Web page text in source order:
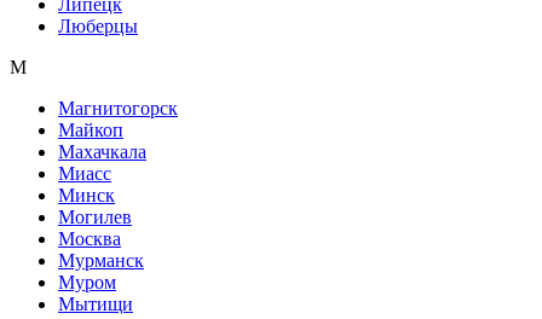
Люберцы
М
Магнитогорск
Майкоп
Махачкала
Миасс
Минск
Могилев
Москва
Мурманск
Муром
Мытищи